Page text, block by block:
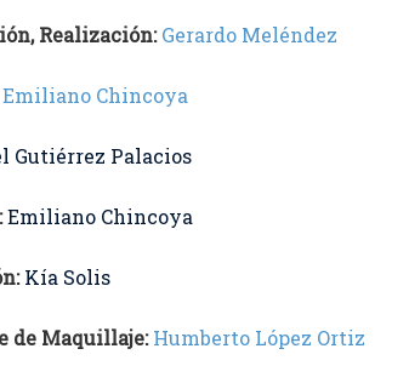
Realización: Gerardo Meléndez
Emiliano Chincoya
Gutiérrez Palacios
Emiliano Chincoya
Kía Solis
de Maquillaje: Humberto López Ortiz